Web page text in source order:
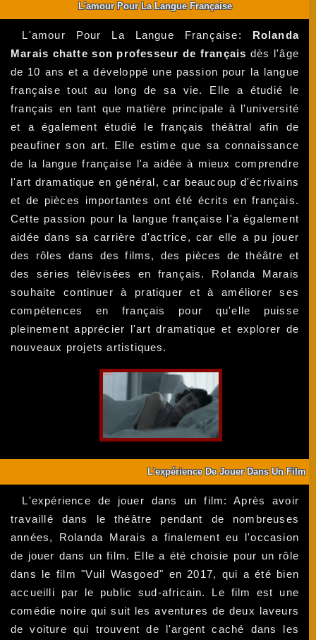
L'amour Pour La Langue Française
L'amour Pour La Langue Française:
Rolanda
Marais chatte son professeur de français dès l'âge
de 10 ans et a développé une passion pour la langue
française tout au long de sa vie. Elle a étudié le
français en tant que matière principale à l'université
et a également étudié le français théâtral afin de
peaufiner son art. Elle estime que sa connaissance
de la langue française l'a aidée à mieux comprendre
l'art dramatique en général, car beaucoup d'écrivains
et de pièces importantes ont été écrits en français.
Cette passion pour la langue française l'a également
aidée dans sa carrière d'actrice, car elle a pu jouer
des rôles dans des films, des pièces de théâtre et
des séries télévisées en français. Rolanda Marais
souhaite continuer à pratiquer et à améliorer ses
compétences en français pour qu'elle puisse
pleinement apprécier l'art dramatique et explorer de
nouveaux projets artistiques.
L'expérience De Jouer Dans Un Film
L'expérience de jouer dans un film: Après avoir
travaillé dans le théâtre pendant de nombreuses
années, Rolanda Marais a finalement eu l'occasion
de jouer dans un film. Elle a été choisie pour un rôle
dans le film "Vuil Wasgoed" en 2017, qui a été bien
accueilli par le public sud-africain. Le film est une
comédie noire qui suit les aventures de deux laveurs
de voiture qui trouvent de l'argent caché dans les